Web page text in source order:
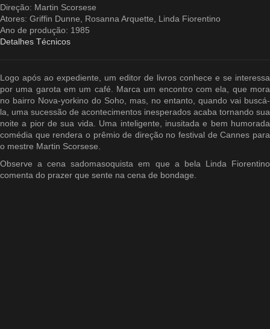
Direção: Martin Scorsese
Atores: Griffin Dunne, Rosanna Arquette, Linda Fiorentino
Ano de produção: 1985
Detalhes Técnicos
Logo após ao expediente, um editor de livros conhece e se interessa
por uma garota em um café. Marca um encontro com ela, que mora
no bairro Nova-yorkino do Soho, mas, no entanto, quando vai buscá-
la, uma sucessão de acontecimentos inesperados acaba tornando sua
noite a pior de sua vida. Uma inteligente, inusitada e bem humorada
comédia que rendera o prêmio de direção no festival de Cannes para
o mestre Martin Scorsese.
Observe a cena sadomasoquista em que a bela Linda Fiorentino
comenta do prazer que sente na cena de bondage.